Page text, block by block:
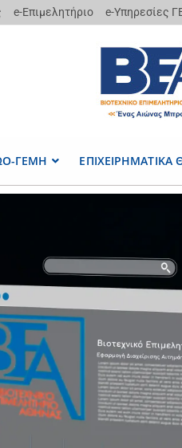
e-Επιμελητήριο e-Υπηρεσίες
ΓΕΜΗ ΕΠΙΧΕΙΡΗΜΑΤΙΚΑ